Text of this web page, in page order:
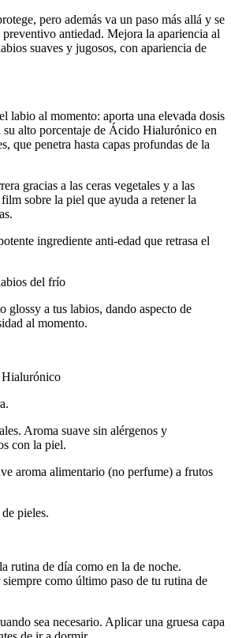
pero además va un paso más allá y se
antiedad. Mejora la apariencia al
suaves y jugosos, con apariencia de
labio al momento: aporta una elevada dosis
su alto porcentaje de Ácido Hialurónico en
que penetra hasta capas profundas de la
gracias a las ceras vegetales y a las
sobre la piel que ayuda a retener la
ingrediente anti-edad que retrasa el
del frío
glossy a tus labios, dando aspecto de
al momento.
Aroma suave sin alérgenos y
con la piel.
aroma alimentario (no perfume) a frutos
pieles.
rutina de día como en la de noche.
como último paso de tu rutina de
sea necesario. Aplicar una gruesa capa